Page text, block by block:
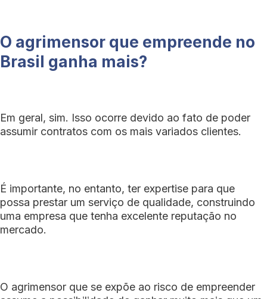
O agrimensor que empreende no
Brasil ganha mais?
Em geral, sim. Isso ocorre devido ao fato de poder
assumir contratos com os mais variados clientes.
É importante, no entanto, ter expertise para que
possa prestar um serviço de qualidade, construindo
uma empresa que tenha excelente reputação no
mercado.
O agrimensor que se expõe ao risco de empreender